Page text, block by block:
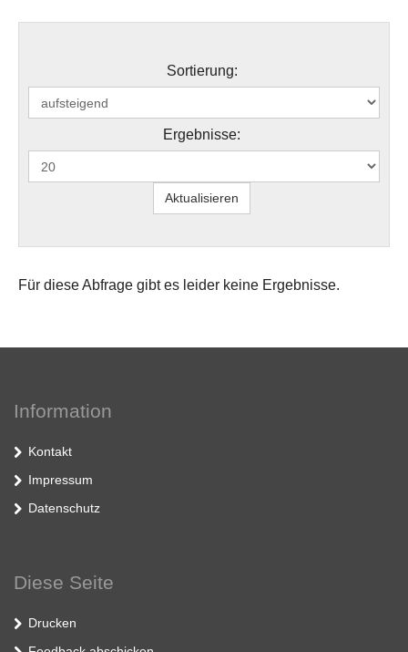
Sortierung:
Ergebnisse:
Für diese Abfrage gibt es leider keine Ergebnisse.
Information
Kontakt
Impressum
Datenschutz
Diese Seite
Drucken